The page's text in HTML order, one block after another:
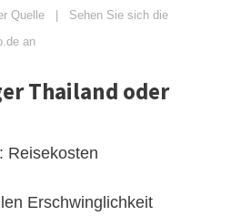
Quelle | Sehen Sie sich die
an
Thailand oder
Reisekosten
Erschwinglichkeit